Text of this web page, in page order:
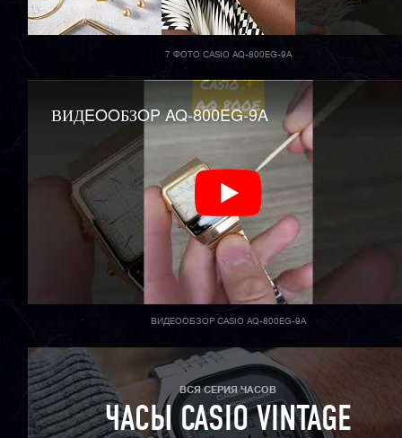
7 ФОТО CASIO AQ-800EG-9A
ВИДEOOБЗOP AQ-800EG-9A
ВИДЕООБЗОР CASIO AQ-800EG-9A
ВСЯ СЕРИЯ ЧАСОВ
ЧАСЫ CASIO VINTAGE